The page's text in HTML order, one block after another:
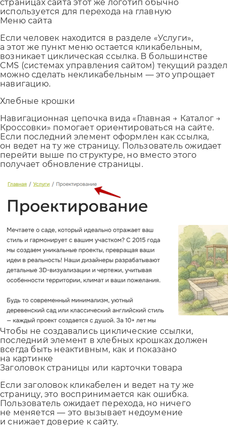
страницах сайта этот же логотип обычно
используется для перехода на главную
Меню сайта
Если человек находится в разделе «Услуги»,
а этот же пункт меню остается кликабельным,
возникает циклическая ссылка. В большинстве
CMS (системах управления сайтом) текущий раздел
можно сделать некликабельным — это упрощает
навигацию.
Хлебные крошки
Навигационная цепочка вида «Главная → Каталог →
Кроссовки» помогает ориентироваться на сайте.
Если последний элемент оформлен как ссылка,
он ведет на ту же страницу. Пользователь ожидает
перейти выше по структуре, но вместо этого
получает обновление страницы.
Чтобы не создавались циклические ссылки,
последний элемент в хлебных крошках должен
всегда быть неактивным, как и показано
на картинке
Заголовок страницы или карточки товара
Если заголовок кликабелен и ведет на ту же
страницу, это воспринимается как ошибка.
Пользователь ожидает перехода, но ничего
не меняется — это вызывает недоумение
и снижает доверие к сайту.